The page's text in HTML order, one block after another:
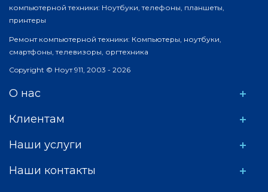
компьютерной техники: Ноутбуки, телефоны, планшеты,
принтеры
Ремонт компьютерной техники: Компьютеры, ноутбуки,
смартфоны, телевизоры, оргтехника
Copyright © Ноут 911, 2003 - 2026
О нас
Клиентам
Наши услуги
Наши контакты